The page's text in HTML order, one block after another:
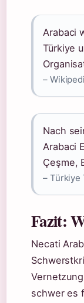
Arabaci
Türkiye
–
Nach
Arabaci
Çeşme,
– Türkiye
Fazit:
Necati
schwer es